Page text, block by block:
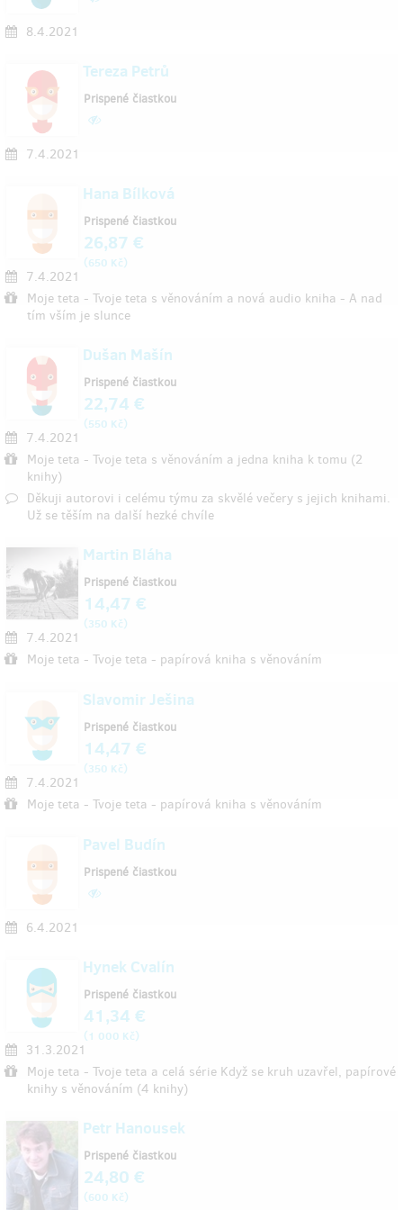
8.4.2021
Tereza Petrů
7.4.2021
Prispené čiastkou
Hana Bílková
7.4.2021
Moje teta - Tvoje teta s věnováním a nová audio kniha - A nad
tím vším je slunce
Prispené čiastkou
26,87 €
(650 Kč)
Dušan Mašín
7.4.2021
Moje teta - Tvoje teta s věnováním a jedna kniha k tomu (2
knihy)
Děkuji autorovi i celému týmu za skvělé večery s jejich knihami.
Už se těším na další hezké chvíle
Prispené čiastkou
22,74 €
(550 Kč)
Martin Bláha
7.4.2021
Moje teta - Tvoje teta - papírová kniha s věnováním
Prispené čiastkou
14,47 €
(350 Kč)
Slavomir Ješina
7.4.2021
Moje teta - Tvoje teta - papírová kniha s věnováním
Prispené čiastkou
14,47 €
(350 Kč)
Pavel Budín
6.4.2021
Prispené čiastkou
Hynek Cvalín
31.3.2021
Moje teta - Tvoje teta a celá série Když se kruh uzavřel, papírové
knihy s věnováním (4 knihy)
Prispené čiastkou
41,34 €
(1 000 Kč)
Petr Hanousek
Prispené čiastkou
24,80 €
(600 Kč)